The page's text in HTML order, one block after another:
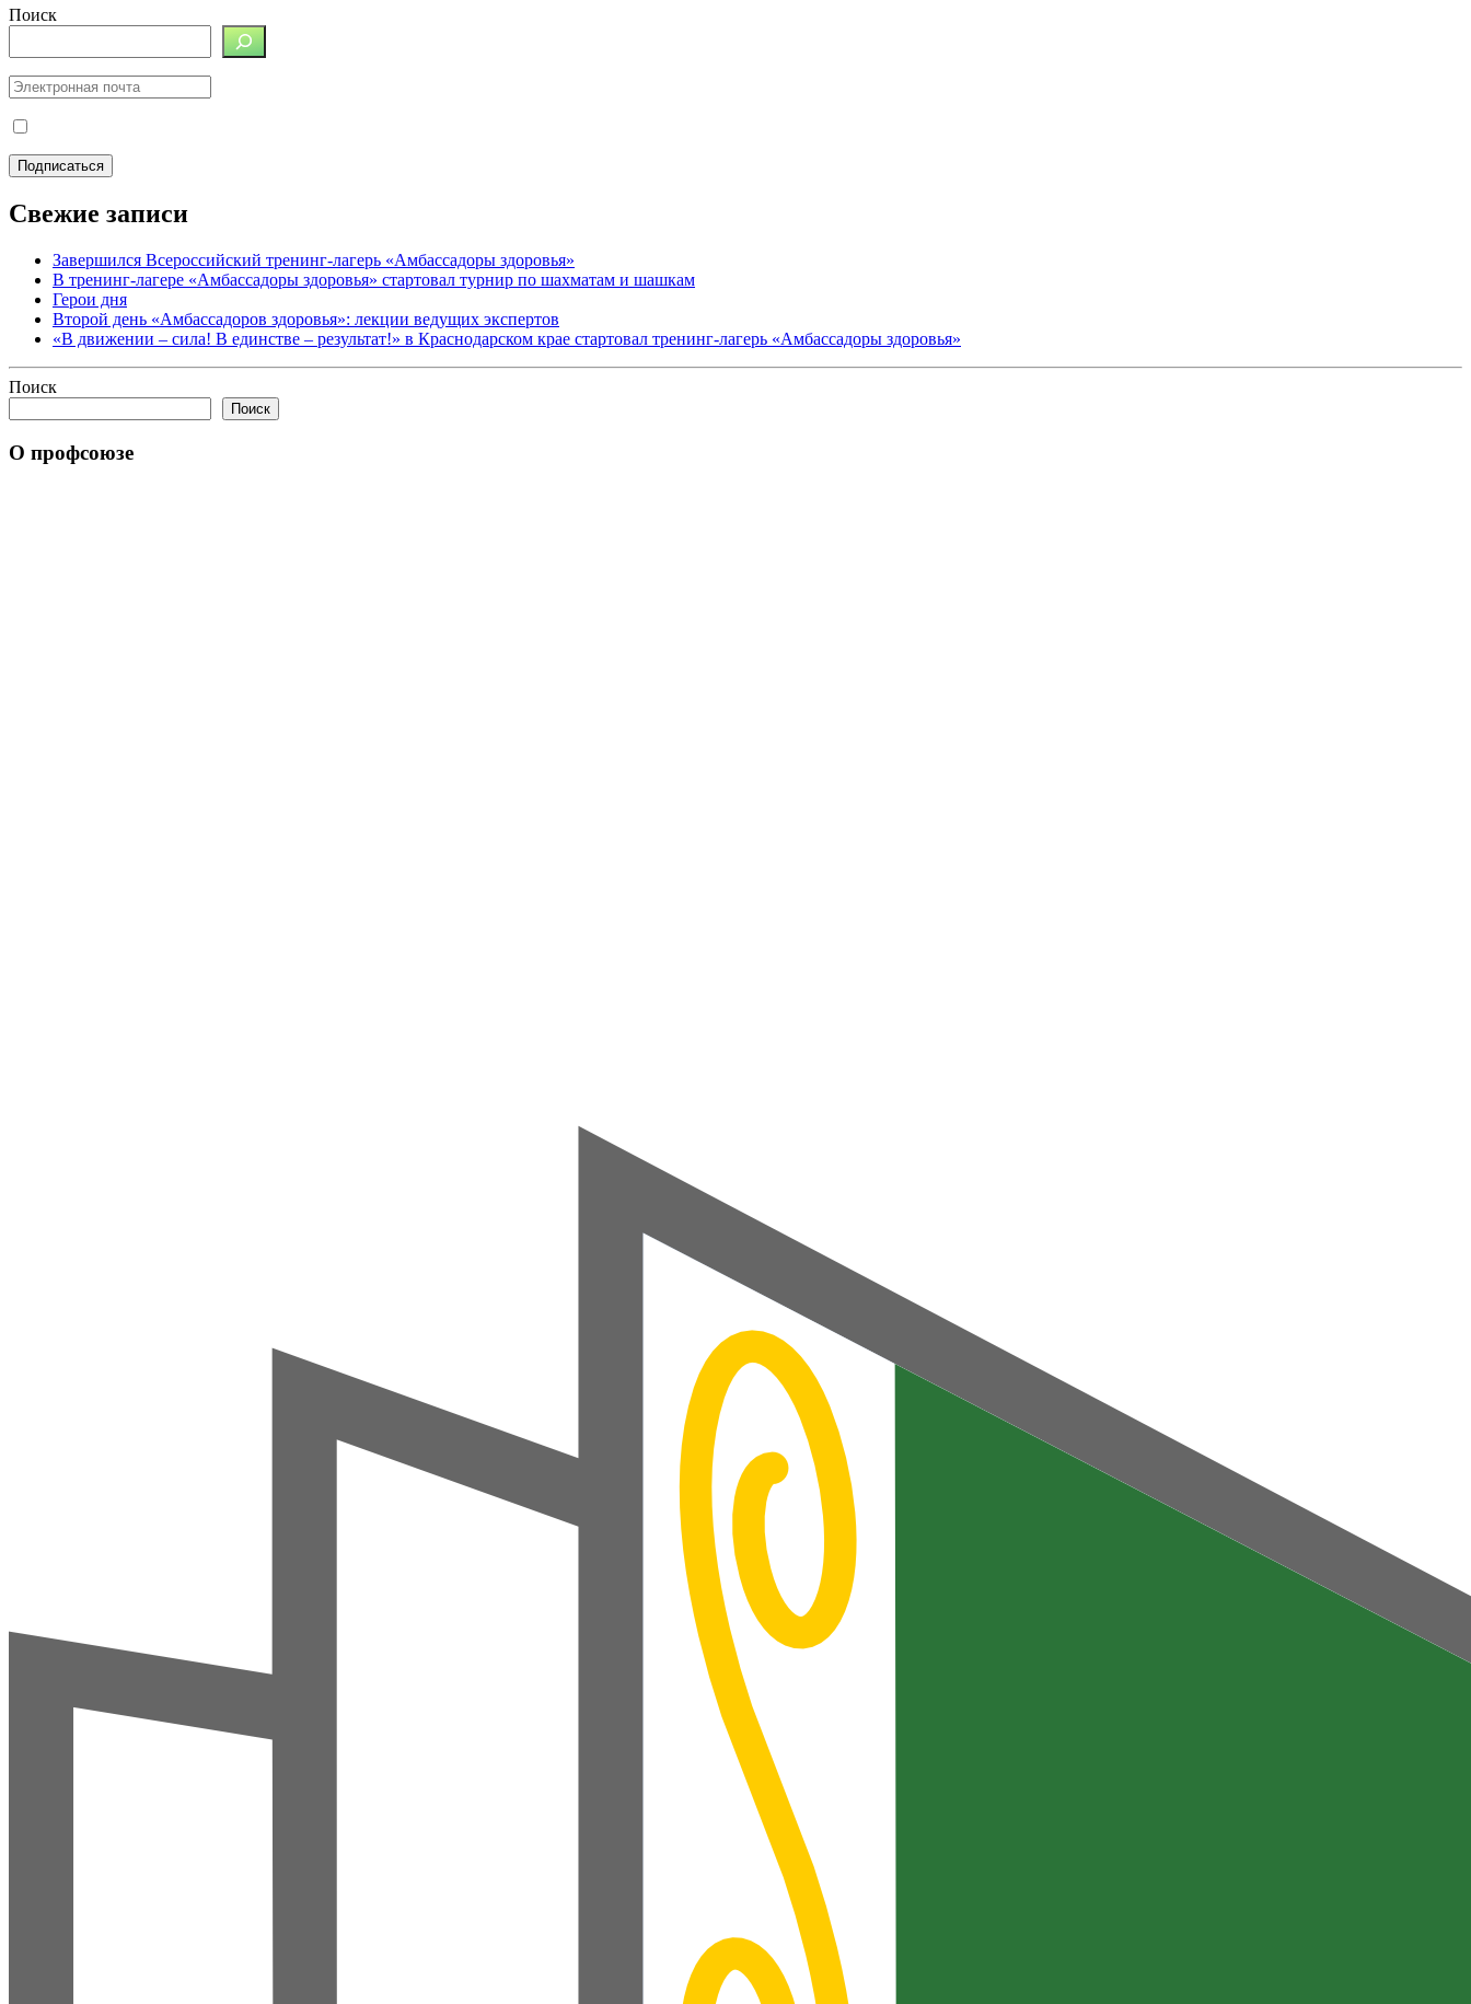
Поиск
Свежие записи
Завершился Всероссийский тренинг-лагерь «Амбассадоры здоровья»
В тренинг-лагере «Амбассадоры здоровья» стартовал турнир по шахматам и шашкам
Герои дня
Второй день «Амбассадоров здоровья»: лекции ведущих экспертов
«В движении – сила! В единстве – результат!» в Краснодарском крае стартовал тренинг-лагерь «Амбассадоры здоровья»
Поиск
Поиск
О профсоюзе